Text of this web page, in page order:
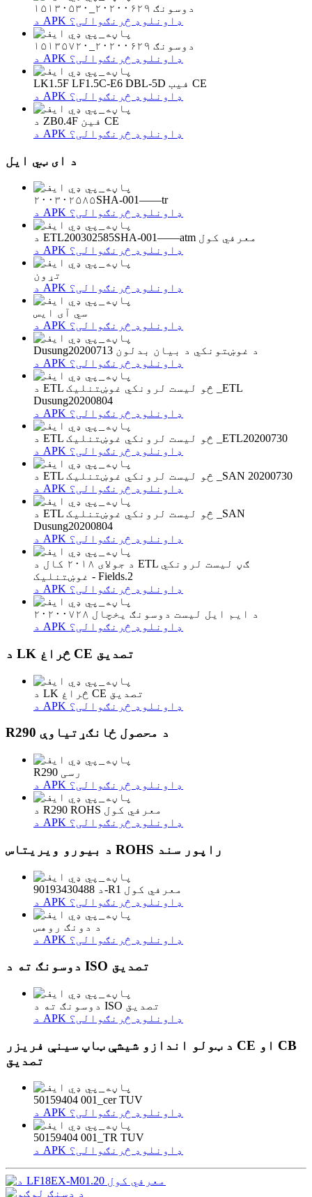
دوسونګ ۲۰۲۰۰۶۲۹_۱۵۱۳۰۵۳۰
د APK ډاونلوډ څرنګوالی؟
دوسونګ ۲۰۲۰۰۶۲۹_۱۵۱۳۵۷۲۰
د APK ډاونلوډ څرنګوالی؟
LK1.5F LF1.5C-E6 DBL-5D فیب CE
د APK ډاونلوډ څرنګوالی؟
د ZB0.4F فین CE
د APK ډاونلوډ څرنګوالی؟
د ای ټي ایل
۲۰۰۳۰۲۵۸۵SHA-001——tr
د APK ډاونلوډ څرنګوالی؟
د ETL200302585SHA-001——atm معرفي کول
د APK ډاونلوډ څرنګوالی؟
تړون
د APK ډاونلوډ څرنګوالی؟
سي آی ایس
د APK ډاونلوډ څرنګوالی؟
Dusung20200713 د غوښتونکي د بیان بدلون
د APK ډاونلوډ څرنګوالی؟
د ETL څو لیست لرونکي غوښتنلیک _ETL
Dusung20200804
د APK ډاونلوډ څرنګوالی؟
د ETL څو لیست لرونکي غوښتنلیک _ETL20200730
د APK ډاونلوډ څرنګوالی؟
د ETL څو لیست لرونکي غوښتنلیک _SAN 20200730
د APK ډاونلوډ څرنګوالی؟
د ETL څو لیست لرونکي غوښتنلیک _SAN
Dusung20200804
د APK ډاونلوډ څرنګوالی؟
د جولای ۲۰۱۸ کال د ETL ګڼ لیست لرونکي
غوښتنلیک - Fields.2
د APK ډاونلوډ څرنګوالی؟
د ایم ایل لیست دوسونګ یخچال ۲۰۲۰۰۷۲۸
د APK ډاونلوډ څرنګوالی؟
د LK څراغ CE تصدیق
د LK څراغ CE تصدیق
د APK ډاونلوډ څرنګوالی؟
R290 د محصول ځانګړتیاوې
R290 رسی
د APK ډاونلوډ څرنګوالی؟
د R290 ROHS معرفي کول
د APK ډاونلوډ څرنګوالی؟
د بیورو ویریتاس ROHS راپور سند
د 90193430488-R1 معرفي کول
د APK ډاونلوډ څرنګوالی؟
د دونګ روهس
د APK ډاونلوډ څرنګوالی؟
دوسونګ ته د ISO تصدیق
دوسونګ ته د ISO تصدیق
د APK ډاونلوډ څرنګوالی؟
د ټولو اندازو شیشې ټاپ سینې فریزر CE او CB
تصدیق
50159404 001_cer TUV
د APK ډاونلوډ څرنګوالی؟
50159404 001_TR TUV
د APK ډاونلوډ څرنګوالی؟